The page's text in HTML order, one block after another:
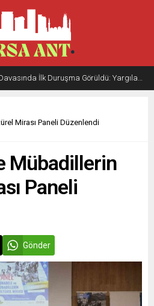
Doruk Efe Bingöl Davasında İlk Duruşma Görüldü: Yargılama 20 Ekim 2026’ya Ertelendi
Mirası Paneli Düzenlendi
Mübadillerin
Paneli
Gönder